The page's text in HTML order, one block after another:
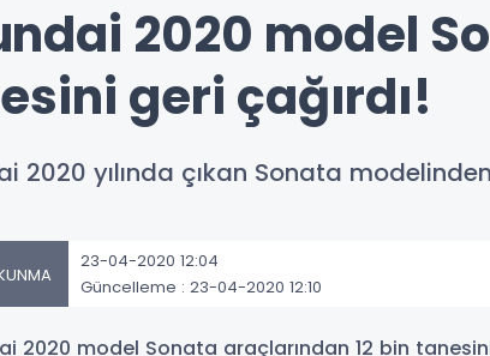
2020 model
geri çağırdı!
2020 yılında çıkan Sonata modelinden
23-04-2020 12:04
Güncelleme : 23-04-2020 12:10